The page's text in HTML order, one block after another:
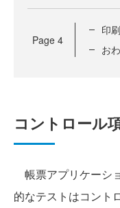
Page 4
印
お
コントロール
帳票アプリケーシ
的なテストはコント